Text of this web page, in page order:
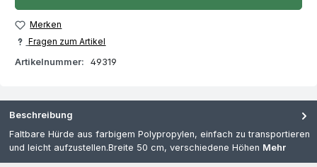
Merken
Fragen zum Artikel
Artikelnummer:
49319
Beschreibung
Faltbare Hürde aus farbigem Polypropylen, einfach zu transportieren
und leicht aufzustellen.Breite 50 cm, verschiedene Höhen Mehr